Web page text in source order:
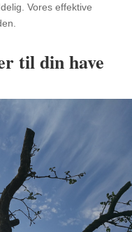
Vores effektive
til din have